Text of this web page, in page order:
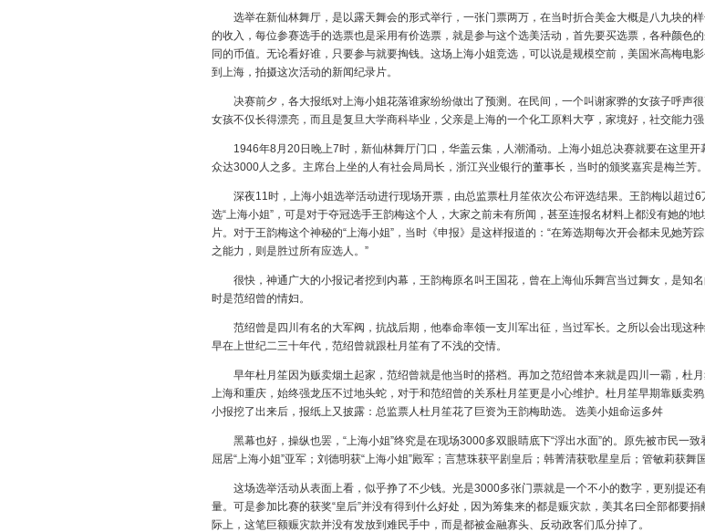
选举在新仙林舞厅，是以露天舞会的形式举行，一张门票两万，在当时折合美金大概是八九块的
的收入，每位参赛选手的选票也是采用有价选票，就是参与这个选美活动，首先要买选票，各种颜色
同的币值。无论看好谁，只要参与就要掏钱。这场上海小姐竞选，可以说是规模空前，美国米高梅电
到上海，拍摄这次活动的新闻纪录片。
决赛前夕，各大报纸对上海小姐花落谁家纷纷做出了预测。在民间，一个叫谢家骅的女孩子呼声
女孩不仅长得漂亮，而且是复旦大学商科毕业，父亲是上海的一个化工原料大亨，家境好，社交能力强
1946年8月20日晚上7时，新仙林舞厅门口，华盖云集，人潮涌动。上海小姐总决赛就要在这里开
众达3000人之多。主席台上坐的人有社会局局长，浙江兴业银行的董事长，当时的颁奖嘉宾是梅兰芳。
深夜11时，上海小姐选举活动进行现场开票，由总监票杜月笙依次公布评选结果。王韵梅以超过6
选“上海小姐”，可是对于夺冠选手王韵梅这个人，大家之前未有所闻，甚至连报名材料上都没有她的地
片。对于王韵梅这个神秘的“上海小姐”，当时《申报》是这样报道的：“在筹选期每次开会都未见她芳
之能力，则是胜过所有应选人。”
很快，神通广大的小报记者挖到内幕，王韵梅原名叫王国花，曾在上海仙乐舞宫当过舞女，是知名
时是范绍曾的情妇。
范绍曾是四川有名的大军阀，抗战后期，他奉命率领一支川军出征，当过军长。之所以会出现这种
早在上世纪二三十年代，范绍曾就跟杜月笙有了不浅的交情。
早年杜月笙因为贩卖烟土起家，范绍曾就是他当时的搭档。再加之范绍曾本来就是四川一霸，杜
上海和重庆，始终强龙压不过地头蛇，对于和范绍曾的关系杜月笙更是小心维护。杜月笙早期靠贩卖
小报挖了出来后，报纸上又披露：总监票人杜月笙花了巨资为王韵梅助选。 选美小姐命运多舛
黑幕也好，操纵也罢，“上海小姐”终究是在现场3000多双眼睛底下“浮出水面”的。原先被市民一致
屈居“上海小姐”亚军；刘德明获“上海小姐”殿军；言慧珠获平剧皇后；韩菁清获歌星皇后；管敏莉获舞国
这场选举活动从表面上看，似乎挣了不少钱。光是3000多张门票就是一个不小的数字，更别提还
量。可是参加比赛的获奖“皇后”并没有得到什么好处，因为筹集来的都是赈灾款，美其名曰全部都要捐
际上，这笔巨额赈灾款并没有发放到难民手中，而是都被金融寡头、反动政客们瓜分掉了。